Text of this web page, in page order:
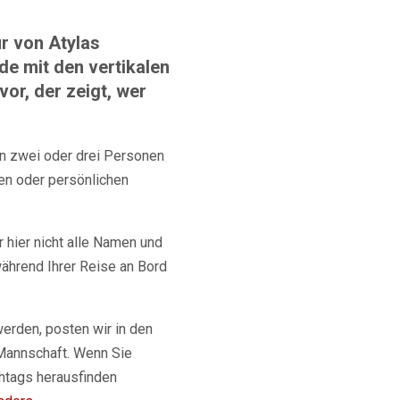
von Atylas
mit den vertikalen
der zeigt, wer
zwei oder drei Personen
oder persönlichen
nicht alle Namen und
Ihrer Reise an Bord
posten wir in den
Wenn Sie
herausfinden